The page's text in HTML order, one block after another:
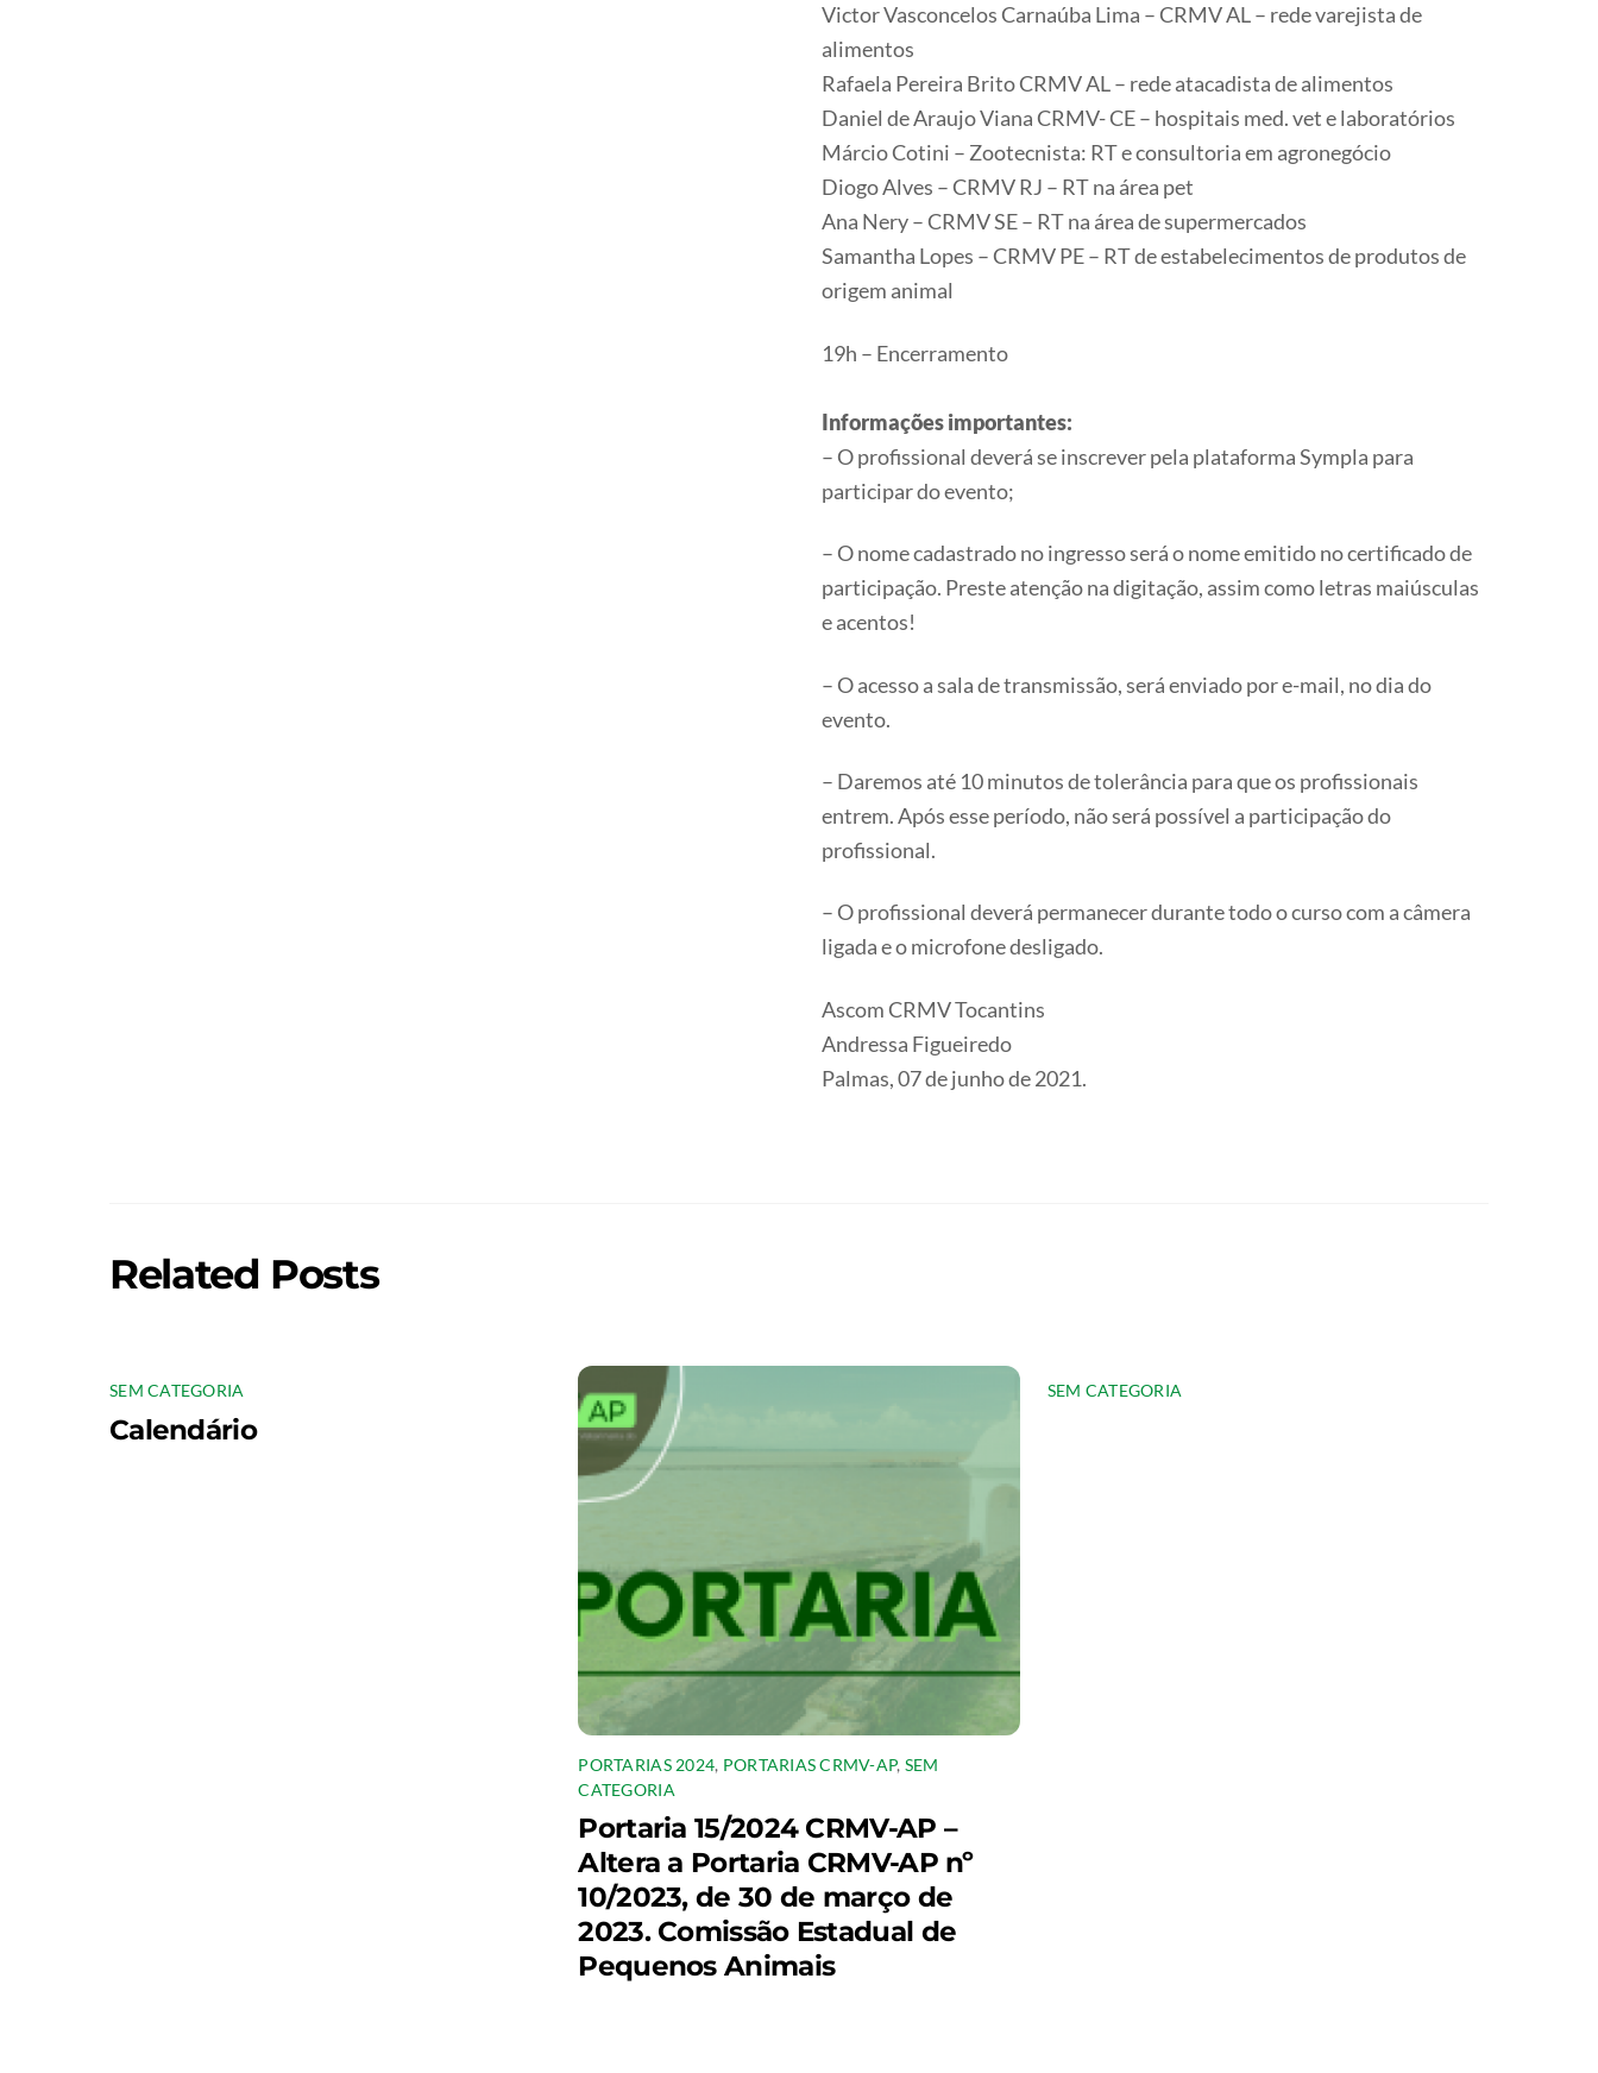
Victor Vasconcelos Carnaúba Lima – CRMV AL – rede varejista de
alimentos
Rafaela Pereira Brito CRMV AL – rede atacadista de alimentos
Daniel de Araujo Viana CRMV- CE – hospitais med. vet e laboratórios
Márcio Cotini – Zootecnista: RT e consultoria em agronegócio
Diogo Alves – CRMV RJ – RT na área pet
Ana Nery – CRMV SE – RT na área de supermercados
Samantha Lopes – CRMV PE – RT de estabelecimentos de produtos de
origem animal
19h – Encerramento
Informações importantes:
– O profissional deverá se inscrever pela plataforma Sympla para
participar do evento;
– O nome cadastrado no ingresso será o nome emitido no certificado de
participação. Preste atenção na digitação, assim como letras maiúsculas
e acentos!
– O acesso a sala de transmissão, será enviado por e-mail, no dia do
evento.
– Daremos até 10 minutos de tolerância para que os profissionais
entrem. Após esse período, não será possível a participação do
profissional.
– O profissional deverá permanecer durante todo o curso com a câmera
ligada e o microfone desligado.
Ascom CRMV Tocantins
Andressa Figueiredo
Palmas, 07 de junho de 2021.
Related Posts
SEM CATEGORIA
Calendário
PORTARIAS 2024, PORTARIAS CRMV-AP, SEM
CATEGORIA
Portaria 15/2024 CRMV-AP –
Altera a Portaria CRMV-AP nº
10/2023, de 30 de março de
2023. Comissão Estadual de
Pequenos Animais
SEM CATEGORIA